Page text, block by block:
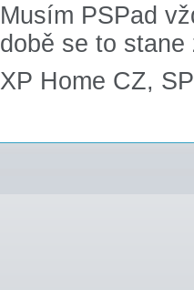
Musím PSPad
době se to stane
XP Home CZ,